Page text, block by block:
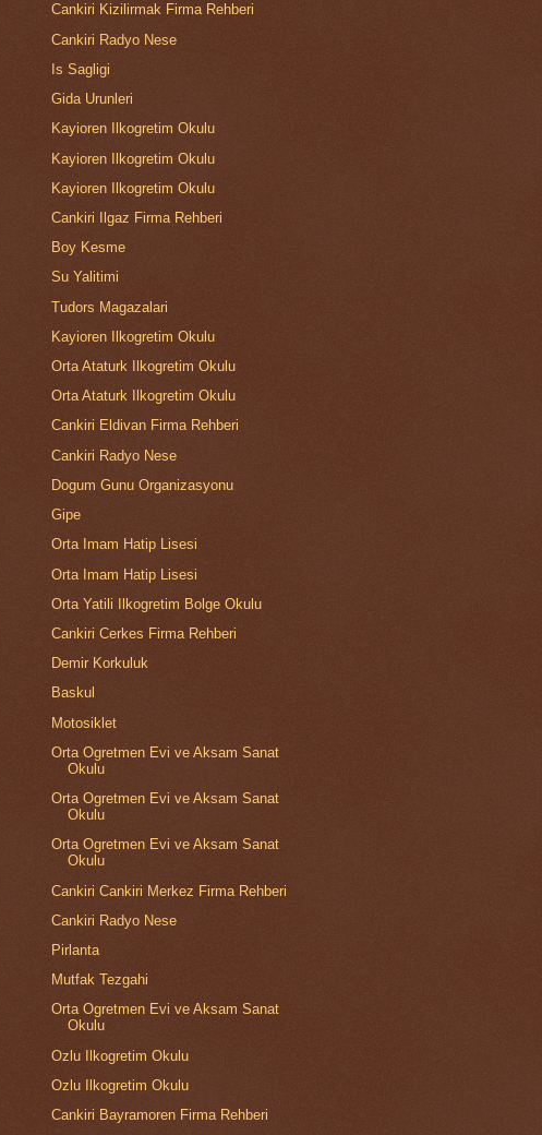
Cankiri Kizilirmak Firma Rehberi
Cankiri Radyo Nese
Is Sagligi
Gida Urunleri
Kayioren Ilkogretim Okulu
Kayioren Ilkogretim Okulu
Kayioren Ilkogretim Okulu
Cankiri Ilgaz Firma Rehberi
Boy Kesme
Su Yalitimi
Tudors Magazalari
Kayioren Ilkogretim Okulu
Orta Ataturk Ilkogretim Okulu
Orta Ataturk Ilkogretim Okulu
Cankiri Eldivan Firma Rehberi
Cankiri Radyo Nese
Dogum Gunu Organizasyonu
Gipe
Orta Imam Hatip Lisesi
Orta Imam Hatip Lisesi
Orta Yatili Ilkogretim Bolge Okulu
Cankiri Cerkes Firma Rehberi
Demir Korkuluk
Baskul
Motosiklet
Orta Ogretmen Evi ve Aksam Sanat
Okulu
Orta Ogretmen Evi ve Aksam Sanat
Okulu
Orta Ogretmen Evi ve Aksam Sanat
Okulu
Cankiri Cankiri Merkez Firma Rehberi
Cankiri Radyo Nese
Pirlanta
Mutfak Tezgahi
Orta Ogretmen Evi ve Aksam Sanat
Okulu
Ozlu Ilkogretim Okulu
Ozlu Ilkogretim Okulu
Cankiri Bayramoren Firma Rehberi